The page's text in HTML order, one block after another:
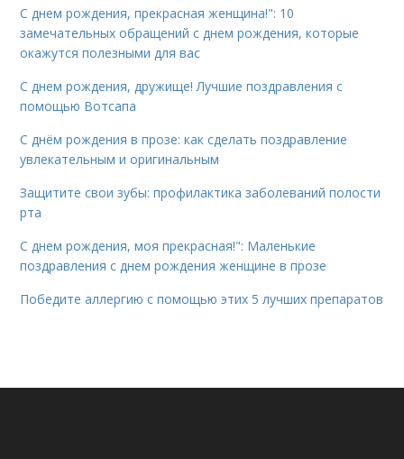
С днем рождения, прекрасная женщина!": 10
замечательных обращений с днем рождения, которые
окажутся полезными для вас
С днем рождения, дружище! Лучшие поздравления с
помощью Вотсапа
С днём рождения в прозе: как сделать поздравление
увлекательным и оригинальным
Защитите свои зубы: профилактика заболеваний полости
рта
С днем рождения, моя прекрасная!": Маленькие
поздравления с днем рождения женщине в прозе
Победите аллергию с помощью этих 5 лучших препаратов